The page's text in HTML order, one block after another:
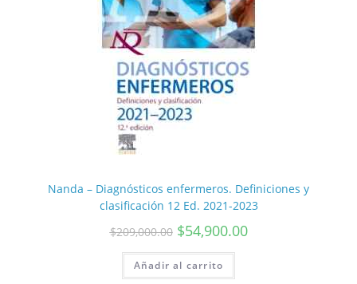
Nanda – Diagnósticos enfermeros. Definiciones y
clasificación 12 Ed. 2021-2023
$209,000.00 $54,900.00
Añadir al carrito